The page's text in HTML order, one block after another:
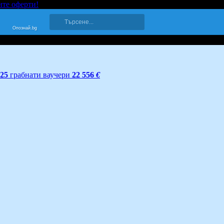
оферти!
Опознай.bg
грабнати ваучери 22 556 €